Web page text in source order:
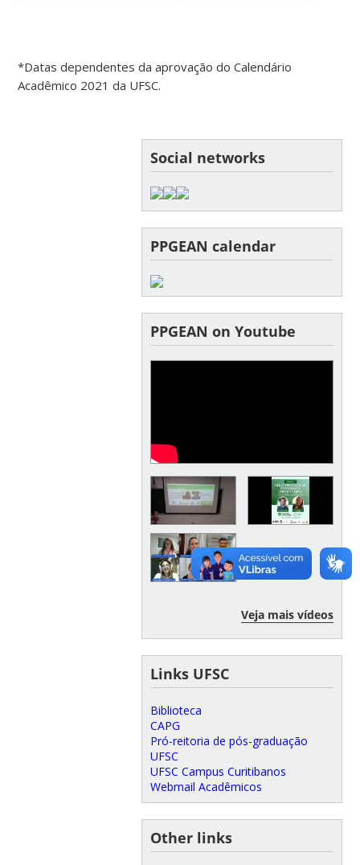
*Datas dependentes da aprovação do Calendário
Acadêmico 2021 da UFSC.
Social networks
PPGEAN calendar
PPGEAN on Youtube
Veja mais vídeos
Links UFSC
Biblioteca
CAPG
Pró-reitoria de pós-graduação
UFSC
UFSC Campus Curitibanos
Webmail Acadêmicos
Other links